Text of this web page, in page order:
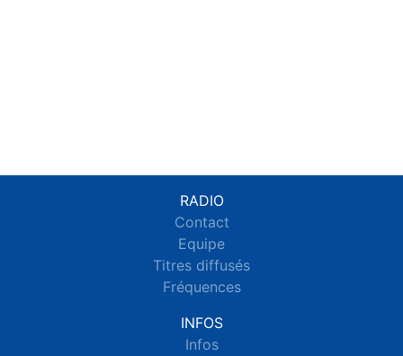
RADIO
Contact
Equipe
Titres diffusés
Fréquences
INFOS
Infos